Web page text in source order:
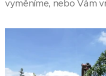
vyměníme, nebo Vám